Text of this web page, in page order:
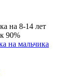
на 8-14 лет
90%
на мальчика